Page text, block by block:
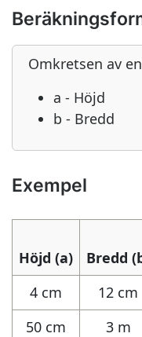
Omkretsen av
a - Höjd
b - Bredd
Exempel
Höjd (a) Bredd
4 cm
12 cm
50 cm
3 m